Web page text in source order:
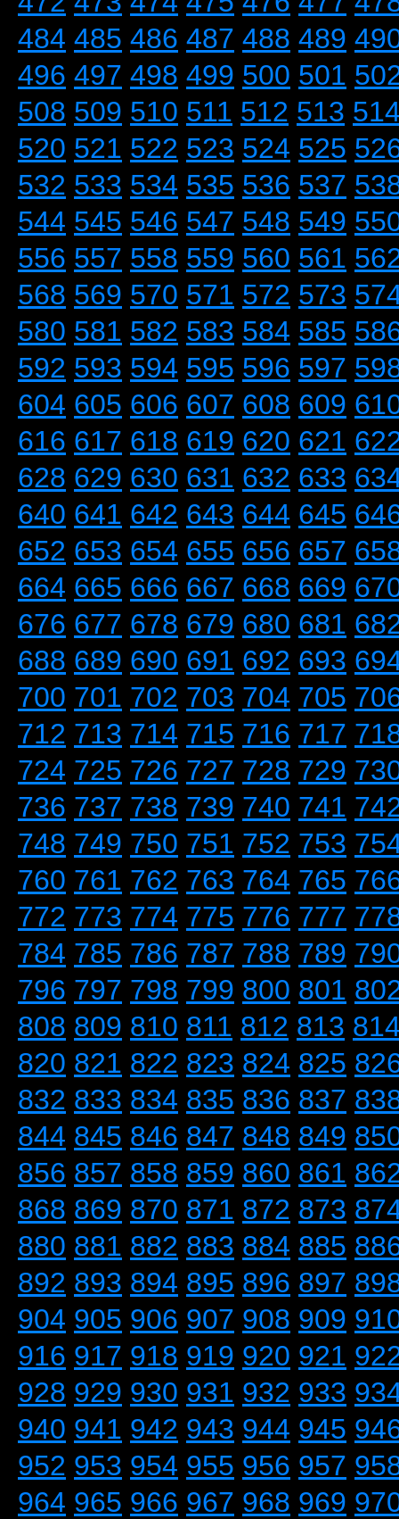
484 485 486 487 488 489
496 497 498 499 500 501
508 509 510 511 512 513
520 521 522 523 524 525
532 533 534 535 536 537
544 545 546 547 548 549
556 557 558 559 560 561
568 569 570 571 572 573
580 581 582 583 584 585
592 593 594 595 596 597
604 605 606 607 608 609
616 617 618 619 620 621
628 629 630 631 632 633
640 641 642 643 644 645
652 653 654 655 656 657
664 665 666 667 668 669
676 677 678 679 680 681
688 689 690 691 692 693
700 701 702 703 704 705
712 713 714 715 716 717
724 725 726 727 728 729
736 737 738 739 740 741
748 749 750 751 752 753
760 761 762 763 764 765
772 773 774 775 776 777
784 785 786 787 788 789
796 797 798 799 800 801
808 809 810 811 812 813
820 821 822 823 824 825
832 833 834 835 836 837
844 845 846 847 848 849
856 857 858 859 860 861
868 869 870 871 872 873
880 881 882 883 884 885
892 893 894 895 896 897
904 905 906 907 908 909
916 917 918 919 920 921
928 929 930 931 932 933
940 941 942 943 944 945
952 953 954 955 956 957
964 965 966 967 968 969